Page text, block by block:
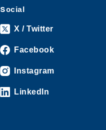
Social
X / Twitter
Facebook
Instagram
LinkedIn